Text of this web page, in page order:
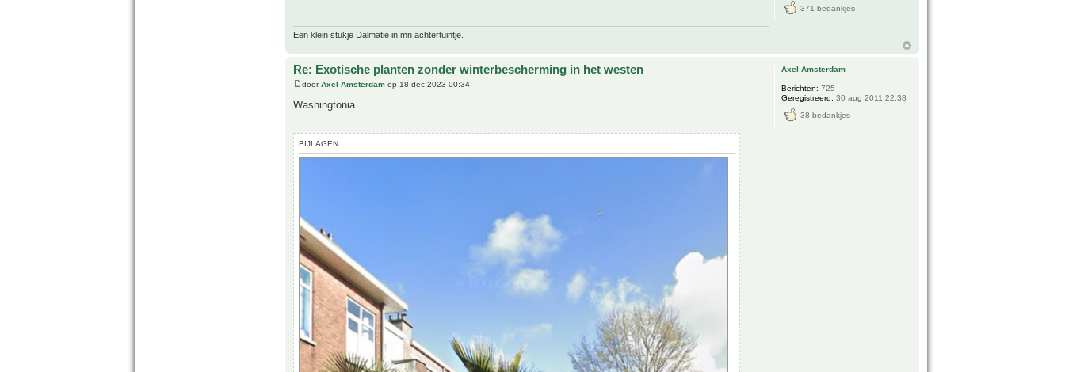
Een klein stukje Dalmatië in mn achtertuintje.
371 bedankjes
Re: Exotische planten zonder winterbescherming in het westen
doorAxel Amsterdam op 18 dec 2023 00:34
Washingtonia
BIJLAGEN
Axel Amsterdam
Berichten: 725
Geregistreerd: 30 aug 2011 22:38
38 bedankjes